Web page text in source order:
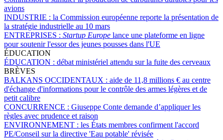
avions
INDUSTRIE : la Commission européenne reporte la présentation de
la stratégie industrielle au 10 mars
ENTREPRISES : Startup Europe lance une plateforme en ligne
pour soutenir l'essor des jeunes pousses dans l'UE
ÉDUCATION
ÉDUCATION : débat ministériel attendu sur la fuite des cerveaux
BRÈVES
BALKANS OCCIDENTAUX : aide de 11,8 millions € au centre
d'échange d'informations pour le contrôle des armes légères et de
petit calibre
CONCURRENCE : Giuseppe Conte demande d’appliquer les
règles avec prudence et raison
ENVIRONNEMENT : les États membres confirment l'accord
PE/Conseil sur la directive 'Eau potable' révisée